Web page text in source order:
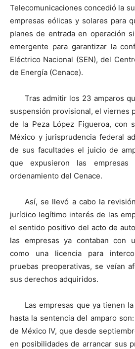
Telecomunicaciones concedió la
empresas eólicas y solares para
planes de entrada en operación
emergente para garantizar la
Eléctrico Nacional (SEN), del
de Energía (Cenace).
Tras admitir los 23 amparos
suspensión provisional, el viernes
de la Peza López Figueroa, con
México y jurisprudencia federal
de sus facultades el juicio de
que expusieron las empresas
ordenamiento del Cenace.
Así, se llevó a cabo la
jurídico legítimo interés de las
el sentido positivo del acto de
las empresas ya contaban con
como una licencia para
pruebas preoperativas, se veían
sus derechos adquiridos.
Las empresas que ya tienen
hasta la sentencia del amparo
de México IV, que desde
en posibilidades de arrancar sus